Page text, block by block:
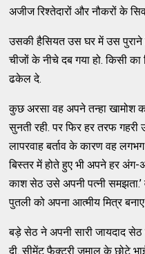
अजीज रिश्तेदारों और नौकरों के
उसकी हैसियत उस घर में उस पुराने
चीजों के नीचे दब गया हो. किसी
ढकेल दे.
कुछ अरसा वह अपने तन्हा खामोश
सुनती रही. पर फिर हर तरफ
लापरवाह बर्ताव के कारण वह
बिस्तर में होते हुए भी अपने हर
काश सेठ उसे अपनी पत्नी समझता.’
पुतली को अपना आत्मीय मित्र
बड़े सेठ ने अपनी सारी जायदाद
दी. सीमेंट फैक्टरी जमाल के छोटे